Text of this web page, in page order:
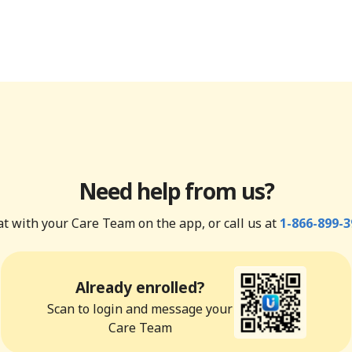
Need help from us?
with your Care Team on the app, or call us at 1-866-899-
Already enrolled?
Scan to login and message your
Care Team